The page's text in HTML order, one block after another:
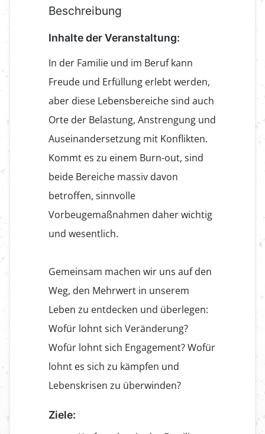
Beschreibung
Inhalte der Veranstaltung:
In der Familie und im Beruf kann
Freude und Erfüllung erlebt werden,
aber diese Lebensbereiche sind auch
Orte der Belastung, Anstrengung und
Auseinandersetzung mit Konflikten.
Kommt es zu einem Burn-out, sind
beide Bereiche massiv davon
betroffen, sinnvolle
Vorbeugemaßnahmen daher wichtig
und wesentlich.
Gemeinsam machen wir uns auf den
Weg, den Mehrwert in unserem
Leben zu entdecken und überlegen:
Wofür lohnt sich Veränderung?
Wofür lohnt sich Engagement? Wofür
lohnt es sich zu kämpfen und
Lebenskrisen zu überwinden?
Ziele: